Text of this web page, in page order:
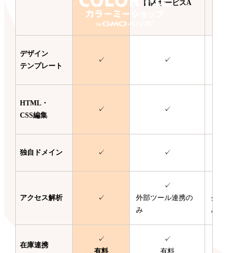
国内サービスA
デザイン
テンプレート
✓ ✓
HTML・
CSS編集
✓ ✓
独自ドメイン ✓ ✓
アクセス解析 ✓
✓
外部ツール連携の
み
外部
み
在庫連携
✓
有料
✓
有料